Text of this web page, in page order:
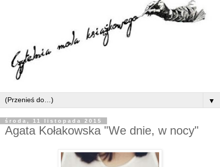
▼
środa, 11 listopada 2015
Agata Kołakowska "We dnie, w nocy"